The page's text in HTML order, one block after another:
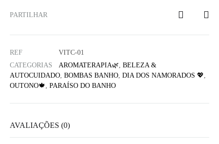
PARTILHAR
REF
VITC-01
CATEGORIAS
AROMATERAPIA🌿, BELEZA &
AUTOCUIDADO, BOMBAS BANHO, DIA DOS NAMORADOS 💖,
OUTONO🍁, PARAÍSO DO BANHO
AVALIAÇÕES (0)